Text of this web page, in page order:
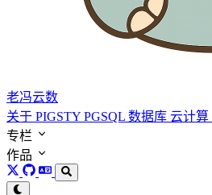
老冯云数
关于 PIGSTY PGSQL 数据库 云计算
专栏
作品